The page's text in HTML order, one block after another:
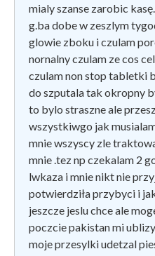
mialy szanse zarobic
g.ba dobe w zeszlym
glowie zboku i czulam
nornalny czulam ze cos
czulam non stop tabletki
do szputala tak okropny
to bylo straszne ale
wszystkiwgo jak
mnie wszyscy zle
mnie .tez np czekalam 2
lwkaza i mnie nikt nie
potwierdziła przybyci i
jeszcze jeslu chce ale
poczcie pakistan mi
moje przesylki udetzal